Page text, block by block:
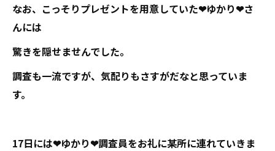
なお、こっそりプレゼントを用意していた❤ゆかり❤さ
んには
驚きを隠せませんでした。
調査も一流ですが、気配りもさすがだなと思っていま
す。
17日には❤ゆかり❤調査員をお礼に某所に連れていきま